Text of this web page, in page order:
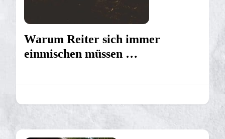
Warum Reiter sich immer
einmischen müssen …